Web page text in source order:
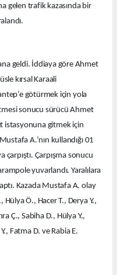
gelen trafik kazasında bir
geldi. İddiaya göre Ahmet
kırsal Karaali
götürmek için yola
sonucu sürücü Ahmet
istasyonuna gitmek için
A.’nın kullandığı 01
Çarpışma sonucu
yuvarlandı. Yaralılara
Kazada Mustafa A. olay
Ö., Hacer T., Derya Y.,
Ç., Sabiha D., Hülya Y.,
Fatma D. ve Rabia E.